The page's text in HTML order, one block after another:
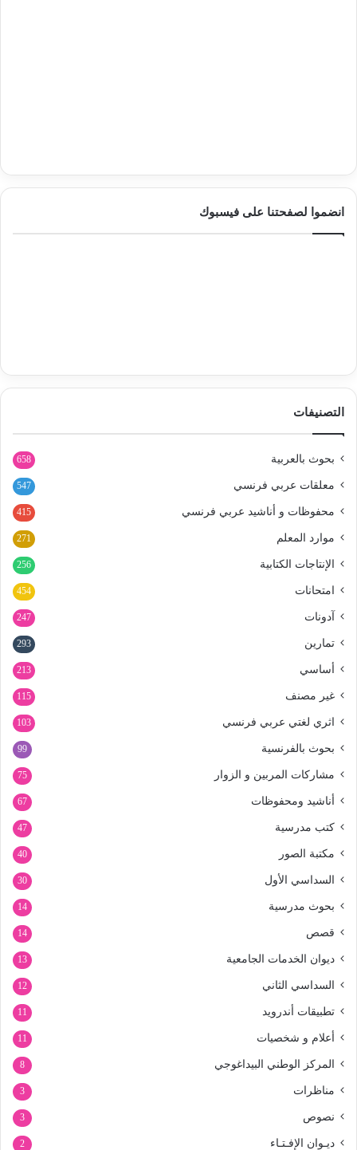
انضموا لصفحتنا على فيسبوك
التصنيفات
بحوث بالعربية 658
معلقات عربي فرنسي 547
محفوظات و أناشيد عربي فرنسي 415
موارد المعلم 271
الإنتاجات الكتابية 256
امتحانات 454
آدونات 247
تمارين 293
أساسي 213
غير مصنف 115
اثري لغتي عربي فرنسي 103
بحوث بالفرنسية 99
مشاركات المربين و الزوار 75
أناشيد ومحفوظات 67
كتب مدرسية 47
مكتبة الصور 40
السداسي الأول 30
بحوث مدرسية 14
قصص 14
ديوان الخدمات الجامعية 13
السداسي الثاني 12
تطبيقات أندرويد 11
أعلام و شخصيات 11
المركز الوطني البيداغوجي 8
مناظرات 3
نصوص 3
ديـوان الإفـتـاء 2